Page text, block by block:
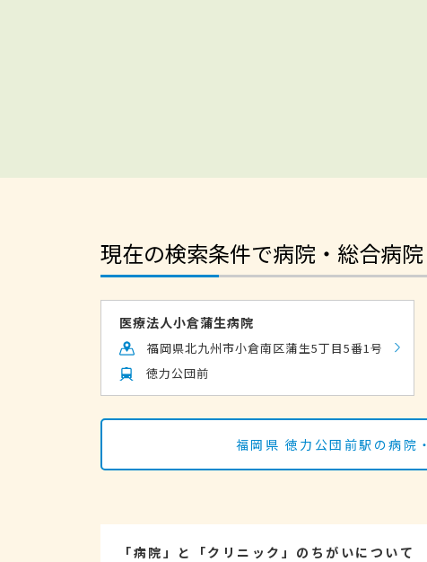
現在の検索条件で病院・総合病
医療法人小倉蒲生病院
福岡県北九州市小倉南区蒲生5丁目5番1号
徳力公団前
福岡県 徳力公団前駅の病院
「病院」と「クリニック」のちがいについて